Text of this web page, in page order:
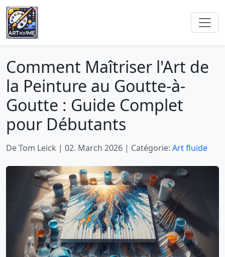
Comment Maîtriser l'Art de
la Peinture au Goutte-à-
Goutte : Guide Complet
pour Débutants
De Tom Leick | 02. March 2026 | Catégorie: Art fluide